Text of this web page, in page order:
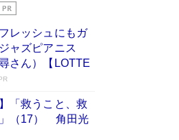
めたらもっと伸
の考え方を明か
ある」原作者が抱き
憐憫は描きたくな
たこと（後編） #
『ほほえんで生き
レッシュにもガ
ャズピアニス
さん）【LOTTE
「救うこと、救
（17） 角田光